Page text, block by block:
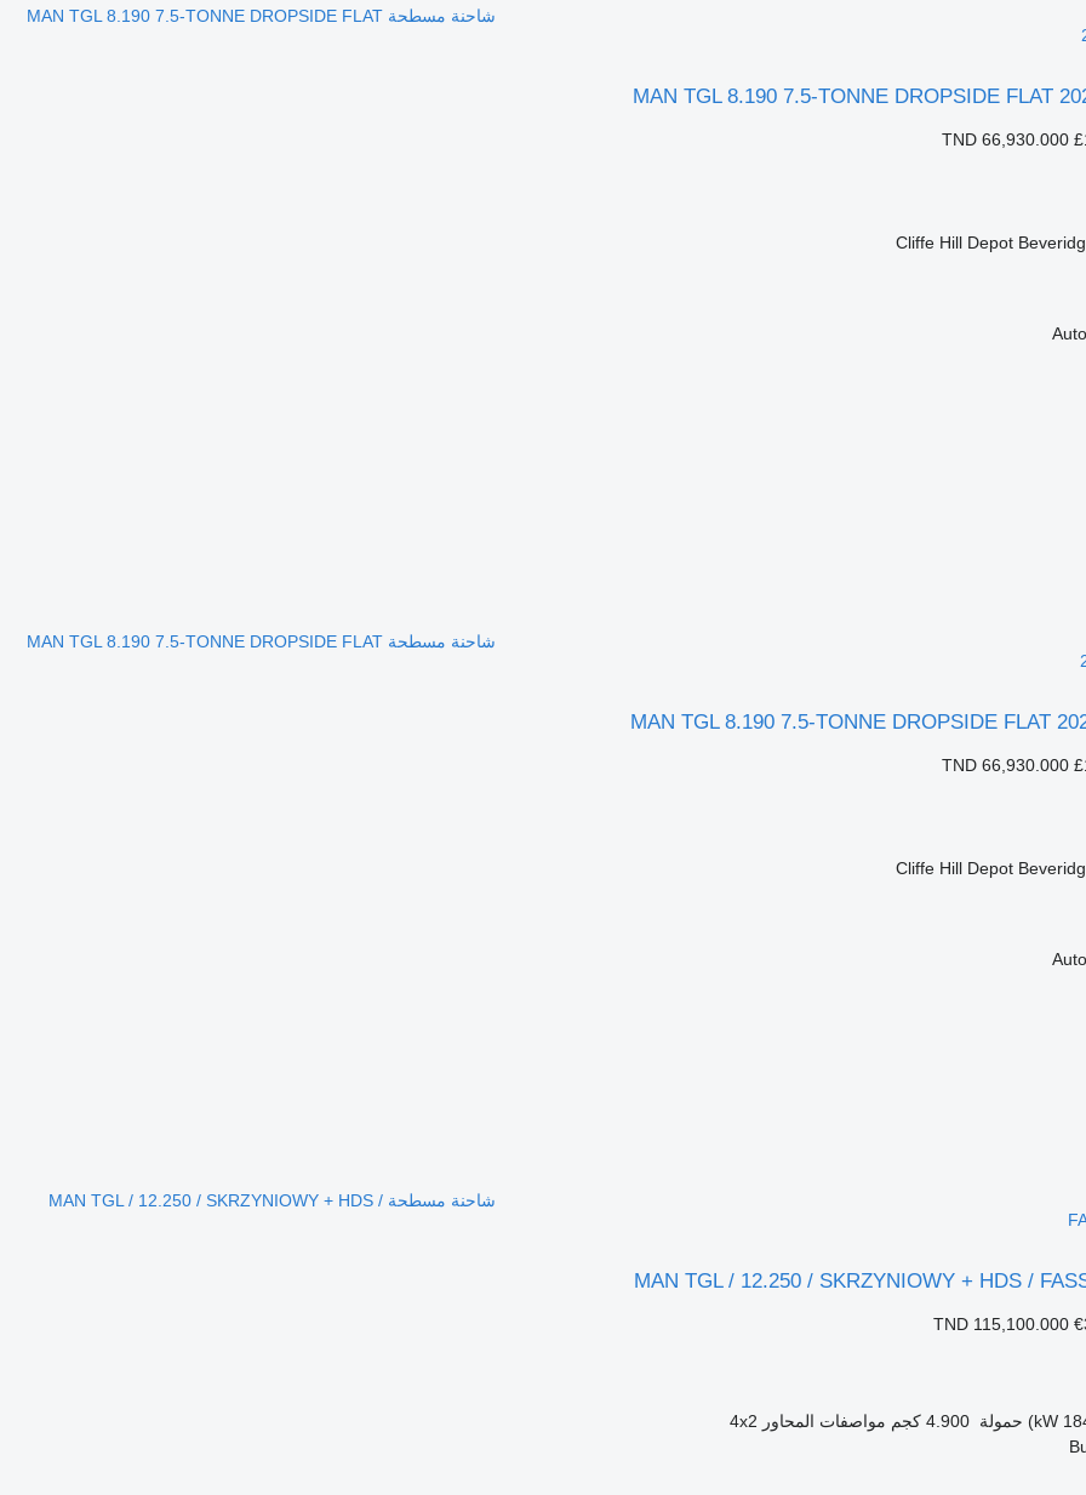
شاحنة مسطحة MAN TGL 8.190 7.5-TONNE DROPSIDE FLAT
MAN TGL 8.190 7.5-TONNE DROPSIDE FLAT
TND 66,930.000
شاحنة مسطحة MAN TGL 8.190 7.5-TONNE DROPSIDE FLAT
MAN TGL 8.190 7.5-TONNE DROPSIDE FLAT
TND 66,930.000
شاحنة مسطحة MAN TGL / 12.250 / SKRZYNIOWY + HDS /
MAN TGL / 12.250 / SKRZYNIOWY + HDS /
TND 115,100.000
حمولة 4.900 كجم مواصفات المحاور 4x2